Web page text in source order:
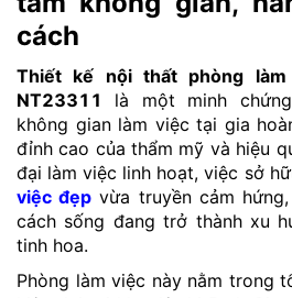
cách
Thiết kế nội thất phòng
NT23311
là một minh
không gian làm việc tại gia
đỉnh cao của thẩm mỹ và hiệu
đại làm việc linh hoạt, việc sở
việc đẹp vừa truyền cảm
cách sống đang trở thành xu
tinh hoa.
Phòng làm việc này nằm trong